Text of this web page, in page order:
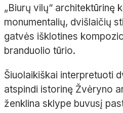
„Biurų vilų“ architektūrinę
monumentalių, dvišlaičių
gatvės išklotines
branduolio tūrio.
Šiuolaikiškai interpretuoti
atspindi istorinę Žvėryno
ženklina sklype buvusį